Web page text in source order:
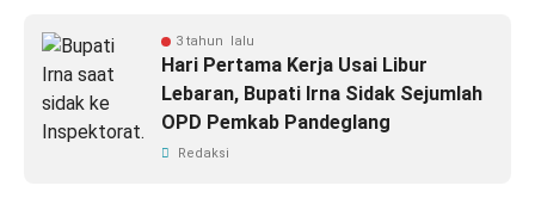
3 tahun lalu
Hari Pertama Kerja Usai Libur
Lebaran, Bupati Irna Sidak Sejumlah
OPD Pemkab Pandeglang
Redaksi